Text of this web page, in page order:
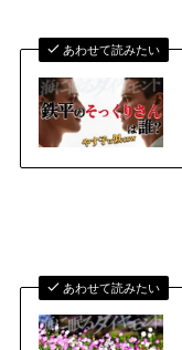
あわせて読みたい
あわせて読みたい